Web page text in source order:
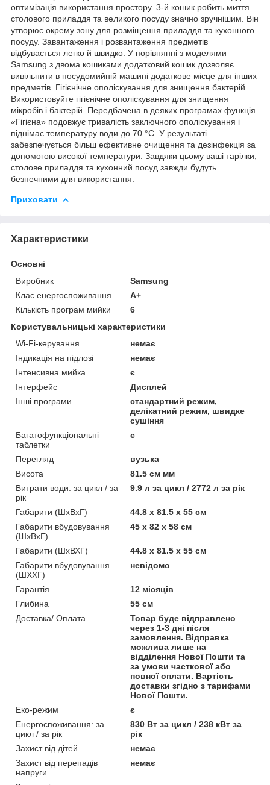
оптимізація використання простору. 3-й кошик робить миття
столового приладдя та великого посуду значно зручнішим. Він
утворює окрему зону для розміщення приладдя та кухонного
посуду. Завантаження і розвантаження предметів
відбувається легко й швидко. У порівнянні з моделями
Samsung з двома кошиками додатковий кошик дозволяє
вивільнити в посудомийній машині додаткове місце для інших
предметів. Гігієнічне ополіскування для знищення бактерій.
Використовуйте гігієнічне ополіскування для знищення
мікробів і бактерій. Передбачена в деяких програмах функція
«Гігієна» подовжує тривалість заключного ополіскування і
піднімає температуру води до 70 °C. У результаті
забезпечується більш ефективне очищення та дезінфекція за
допомогою високої температури. Завдяки цьому ваші тарілки,
столове приладдя та кухонний посуд завжди будуть
безпечними для використання.
Приховати
Характеристики
Основні
Виробник
Samsung
Клас енергоспоживання
A+
Кількість програм мийки
6
Користувальницькі характеристики
Wi-Fi-керування
немає
Індикація на підлозі
немає
Інтенсивна мийка
є
Інтерфейс
Дисплей
Інші програми
стандартний режим,
делікатний режим, швидке
сушіння
Багатофункціональні
таблетки
є
Перегляд
вузька
Висота
81.5 см мм
Витрати води: за цикл / за
рік
9.9 л за цикл / 2772 л за рік
Габарити (ШхВхГ)
44.8 х 81.5 х 55 см
Габарити вбудовування
(ШхВхГ)
45 х 82 х 58 см
Габарити (ШхВХГ)
44.8 х 81.5 х 55 см
Габарити вбудовування
(ШХХГ)
невідомо
Гарантія
12 місяців
Глибина
55 см
Доставка/ Оплата
Товар буде відправлено
через 1-3 дні після
замовлення. Відправка
можлива лише на
відділення Нової Пошти та
за умови часткової або
повної оплати. Вартість
доставки згідно з тарифами
Нової Пошти.
Еко-режим
є
Енергоспоживання: за
цикл / за рік
830 Вт за цикл / 238 кВт за
рік
Захист від дітей
немає
Захист від перепадів
напруги
немає